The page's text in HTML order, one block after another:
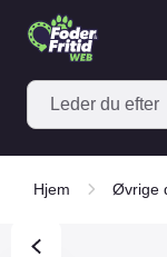
Hjem Øvrige